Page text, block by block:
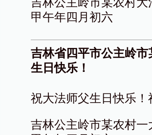
甲午年四月初六
吉林省四平市公主岭
生日快乐！
祝大法师父生日快乐
吉林公主岭市某农村